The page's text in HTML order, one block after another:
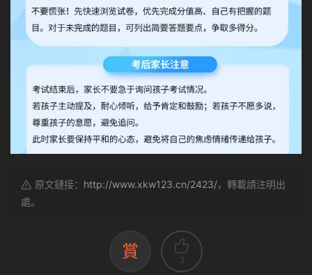
原文鏈接： http://www.xkw123.cn/2423/，轉載請注明出
處。
賞 3